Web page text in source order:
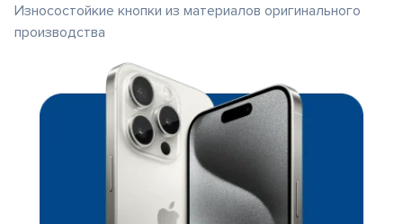
Износостойкие кнопки из материалов оригинального
производства